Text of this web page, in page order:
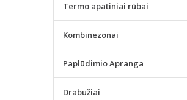
Termo apatiniai rūbai
Kombinezonai
Paplūdimio Apranga
Drabužiai